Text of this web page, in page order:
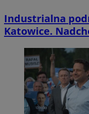
Industrialna
Katowice.